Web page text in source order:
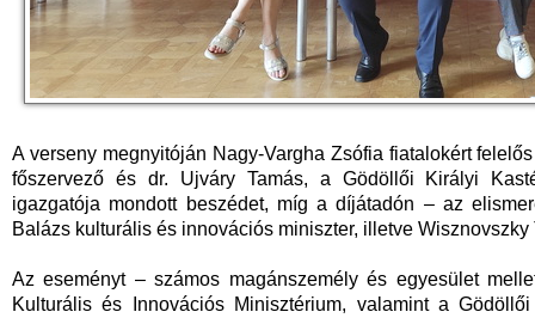
A verseny megnyitóján Nagy-Vargha Zsófia fiatalokért
főszervező és dr. Ujváry Tamás, a Gödöllői Királyi
igazgatója mondott beszédet, míg a díjátadón – az
Balázs kulturális és innovációs miniszter, illetve
Az eseményt – számos magánszemély és egyesület
Kulturális és Innovációs Minisztérium, valamint a